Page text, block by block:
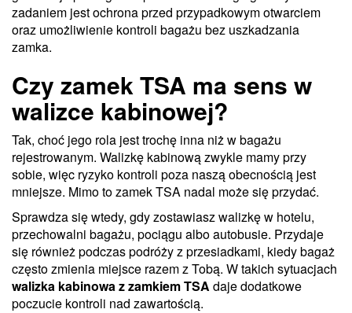
zadaniem jest ochrona przed przypadkowym otwarciem
oraz umożliwienie kontroli bagażu bez uszkadzania
zamka.
Czy zamek TSA ma sens w
walizce kabinowej?
Tak, choć jego rola jest trochę inna niż w bagażu
rejestrowanym. Walizkę kabinową zwykle mamy przy
sobie, więc ryzyko kontroli poza naszą obecnością jest
mniejsze. Mimo to zamek TSA nadal może się przydać.
Sprawdza się wtedy, gdy zostawiasz walizkę w hotelu,
przechowalni bagażu, pociągu albo autobusie. Przydaje
się również podczas podróży z przesiadkami, kiedy bagaż
często zmienia miejsce razem z Tobą. W takich sytuacjach
walizka kabinowa z zamkiem TSA daje dodatkowe
poczucie kontroli nad zawartością.